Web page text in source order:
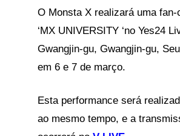
O Monsta X realizará uma fan-
‘MX UNIVERSITY ‘no Yes24
Gwangjin-gu, Gwangjin-gu,
em 6 e 7 de março.
Esta performance será
ao mesmo tempo, e a